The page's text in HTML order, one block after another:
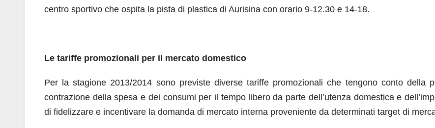
centro sportivo che ospita la pista di plastica di Aurisina con orario 9-12.30 e 14-18.
Le tariffe promozionali per il mercato domestico
Per la stagione 2013/2014 sono previste diverse tariffe promozionali che tengono conto della
contrazione della spesa e dei consumi per il tempo libero da parte dell’utenza domestica e
di fidelizzare e incentivare la domanda di mercato interna proveniente da determinati target di